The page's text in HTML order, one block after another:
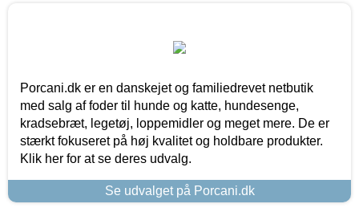
Porcani.dk er en danskejet og familiedrevet netbutik
med salg af foder til hunde og katte, hundesenge,
kradsebræt, legetøj, loppemidler og meget mere. De er
stærkt fokuseret på høj kvalitet og holdbare produkter.
Klik her for at se deres udvalg.
Se udvalget på Porcani.dk